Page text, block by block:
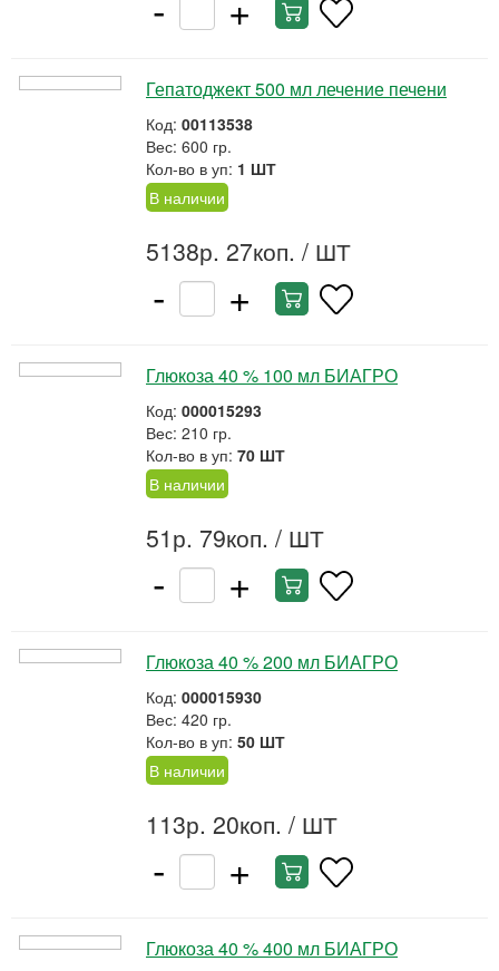
Гепатоджект 500 мл лечение печени
Код: 00113538
Вес: 600 гр.
Кол-во в уп: 1 ШТ
В наличии
5138р. 27коп. / ШТ
- +
Глюкоза 40 % 100 мл БИАГРО
Код: 000015293
Вес: 210 гр.
Кол-во в уп: 70 ШТ
В наличии
51р. 79коп. / ШТ
- +
Глюкоза 40 % 200 мл БИАГРО
Код: 000015930
Вес: 420 гр.
Кол-во в уп: 50 ШТ
В наличии
113р. 20коп. / ШТ
- +
Глюкоза 40 % 400 мл БИАГРО